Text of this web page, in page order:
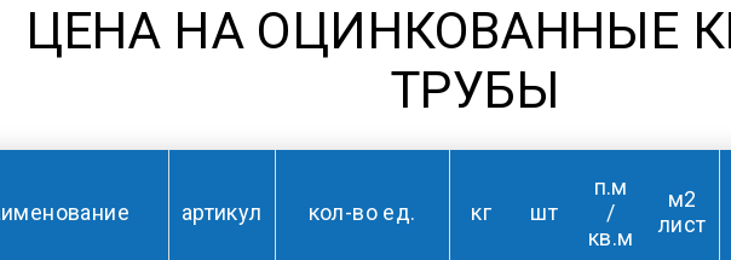
ЦЕНА НА ОЦИНКОВАННЫЕ
ТРУБЫ
артикул кол-во ед. кг шт
п.м
/
кв.м
м2
лист